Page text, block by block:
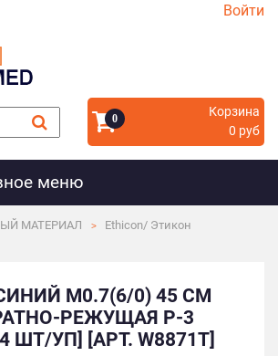
Войти
0
Корзина
0 руб
меню
МАТЕРИАЛ
Ethicon/ Этикон
М0.7(6/0) 45 СМ
РЕЖУЩАЯ P-3
ШТ/УП] [АРТ. W8871T]